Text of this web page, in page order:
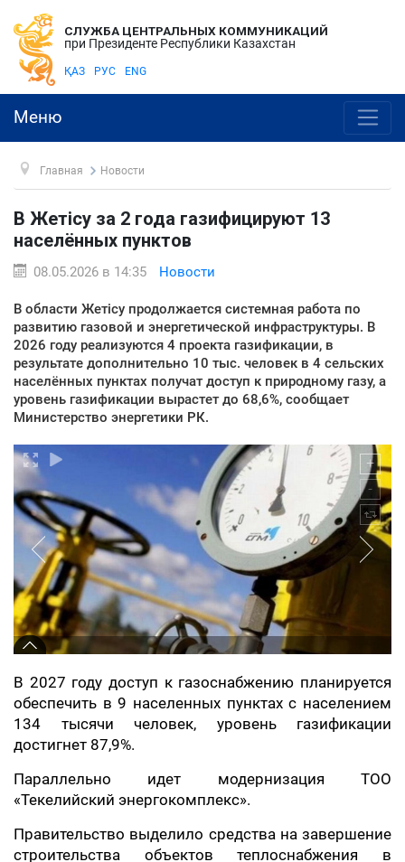
СЛУЖБА ЦЕНТРАЛЬНЫХ КОММУНИКАЦИЙ
при Президенте Республики Казахстан
ҚАЗ РУС ENG
Меню
Главная Новости
В Жетісу за 2 года газифицируют 13
населённых пунктов
08.05.2026 в 14:35 Новости
В области Жетісу продолжается системная работа по
развитию газовой и энергетической инфраструктуры. В
2026 году реализуются 4 проекта газификации, в
результате дополнительно 10 тыс. человек в 4 сельских
населённых пунктах получат доступ к природному газу, а
уровень газификации вырастет до 68,6%, сообщает
Министерство энергетики РК.
В 2027 году доступ к газоснабжению планируется
обеспечить в 9 населенных пунктах с населением
134 тысячи человек, уровень газификации
достигнет 87,9%.
Параллельно идет модернизация ТОО
«Текелийский энергокомплекс».
Правительство выделило средства на завершение
строительства объектов теплоснабжения в